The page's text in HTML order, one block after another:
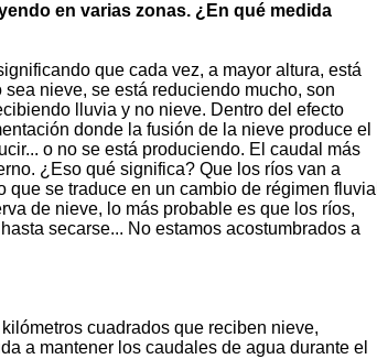
en varias zonas. ¿En qué medida
que cada vez, a mayor altura, está
nieve, se está reduciendo mucho, son
lluvia y no nieve. Dentro del efecto
donde la fusión de la nieve produce el
o no se está produciendo. El caudal más
¿Eso qué significa? Que los ríos van a
se traduce en un cambio de régimen fluvial
de nieve, lo más probable es que los ríos,
secarse... No estamos acostumbrados a
cuadrados que reciben nieve,
a mantener los caudales de agua durante el